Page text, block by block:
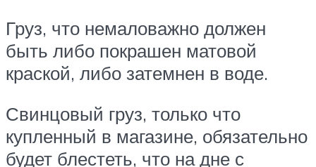
Груз, что немаловажно должен
быть либо покрашен матовой
краской, либо затемнен в воде.
Свинцовый груз, только что
купленный в магазине, обязательно
будет блестеть, что на дне с